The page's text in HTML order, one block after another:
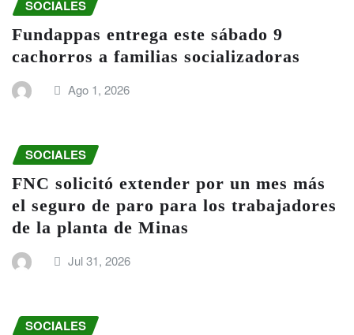
SOCIALES
Fundappas entrega este sábado 9
cachorros a familias socializadoras
Ago 1, 2026
SOCIALES
FNC solicitó extender por un mes más
el seguro de paro para los trabajadores
de la planta de Minas
Jul 31, 2026
SOCIALES